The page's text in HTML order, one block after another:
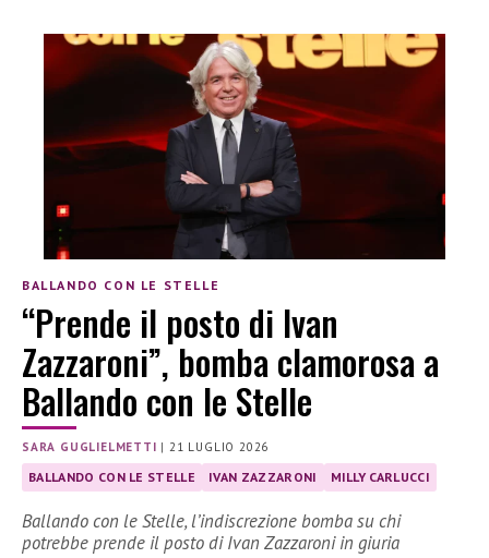
BALLANDO CON LE STELLE
“Prende il posto di Ivan
Zazzaroni”, bomba clamorosa a
Ballando con le Stelle
SARA GUGLIELMETTI |21 LUGLIO 2026
BALLANDO CON LE STELLE IVAN ZAZZARONI MILLY CARLUCCI
Ballando con le Stelle, l’indiscrezione bomba su chi
potrebbe prende il posto di Ivan Zazzaroni in giuria